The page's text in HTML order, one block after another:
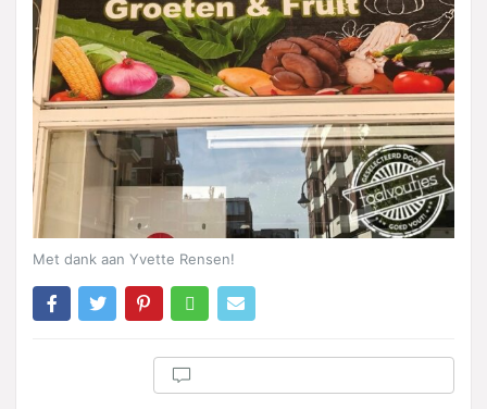
Met dank aan Yvette Rensen!